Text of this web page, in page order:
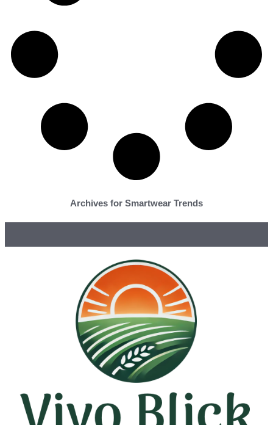
Archives for Smartwear Trends